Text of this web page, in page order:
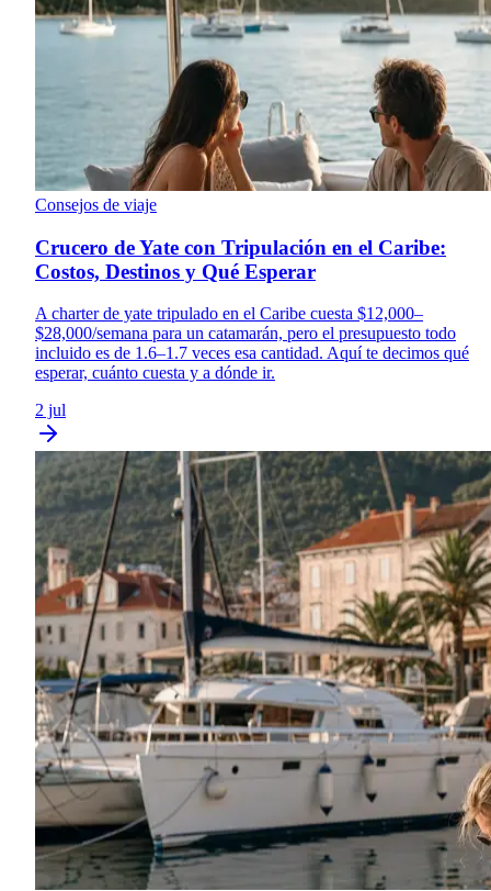
Consejos de viaje
Crucero de Yate con Tripulación en el Caribe:
Costos, Destinos y Qué Esperar
A charter de yate tripulado en el Caribe cuesta $12,000–
$28,000/semana para un catamarán, pero el presupuesto todo
incluido es de 1.6–1.7 veces esa cantidad. Aquí te decimos qué
esperar, cuánto cuesta y a dónde ir.
2 jul